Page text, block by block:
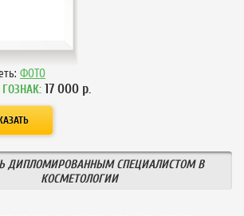
ФОТО
17 000р.
ДИПЛОМИРОВАННЫМ СПЕЦИАЛИСТОМ В
КОСМЕТОЛОГИИ